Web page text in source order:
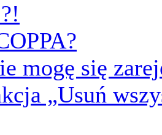
mogę się
„Usuń